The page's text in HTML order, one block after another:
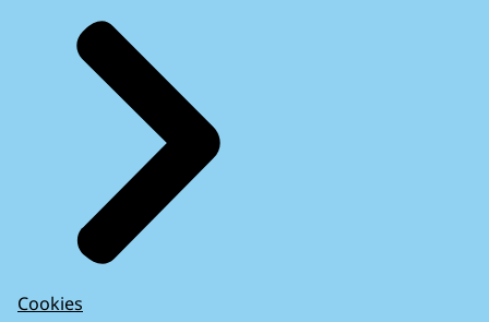
Cookies